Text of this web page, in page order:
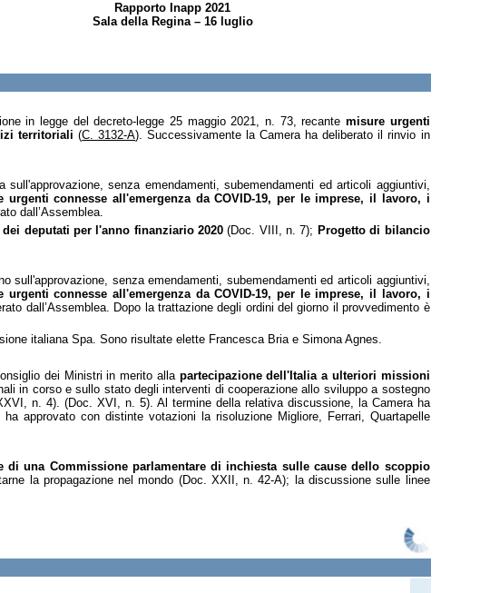
Rapporto Inapp 2021
Sala della Regina – 16 luglio
in legge del decreto-legge 25 maggio 2021, n. 73, recante misure urgenti
territoriali (C. 3132-A). Successivamente la Camera ha deliberato il rinvio in
senza emendamenti, subemendamenti ed articoli aggiuntivi,
urgenti connesse all'emergenza da COVID-19, per le imprese, il lavoro, i
dall’Assemblea.
deputati per l'anno finanziario 2020 (Doc. VIII, n. 7); Progetto di bilancio
senza emendamenti, subemendamenti ed articoli aggiuntivi,
urgenti connesse all'emergenza da COVID-19, per le imprese, il lavoro, i
dall’Assemblea. Dopo la trattazione degli ordini del giorno il provvedimento è
italiana Spa. Sono risultate elette Francesca Bria e Simona Agnes.
dei Ministri in merito alla partecipazione dell'Italia a ulteriori missioni
in corso e sullo stato degli interventi di cooperazione allo sviluppo a sostegno
n. 4). (Doc. XVI, n. 5). Al termine della relativa discussione, la Camera ha
approvato con distinte votazioni
la risoluzione Migliore, Ferrari, Quartapelle
di una Commissione parlamentare di inchiesta sulle cause dello scoppio
la propagazione nel mondo (Doc. XXII, n. 42-A); la discussione sulle linee